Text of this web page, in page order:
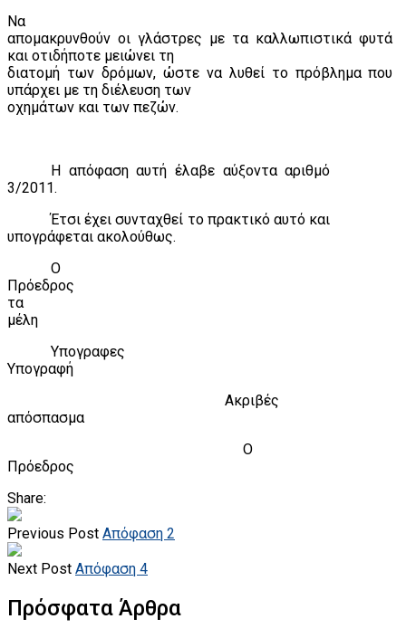
Να
απομακρυνθούν οι γλάστρες με τα καλλωπιστικά φυτά
και οτιδήποτε μειώνει τη
διατομή των δρόμων, ώστε να λυθεί το πρόβλημα που
υπάρχει με τη διέλευση των
οχημάτων και των πεζών.
Η απόφαση αυτή έλαβε αύξοντα αριθμό
3/2011.
Έτσι έχει συνταχθεί το πρακτικό αυτό και
υπογράφεται ακολούθως.
Ο
Πρόεδρος
τα
μέλη
Υπογραφες
Υπογραφή
Ακριβές
απόσπασμα
Ο
Πρόεδρος
Share:
Previous Post Απόφαση 2
Next Post Απόφαση 4
Πρόσφατα Άρθρα